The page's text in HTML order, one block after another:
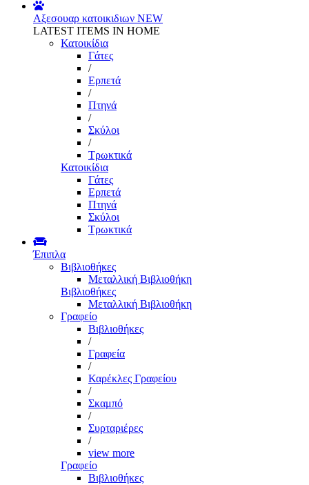
Αξεσουαρ κατοικιδιων NEW
LATEST ITEMS IN HOME
Κατοικίδια
Γάτες
/
Ερπετά
/
Πτηνά
/
Σκύλοι
/
Τρωκτικά
Κατοικίδια
Γάτες
Ερπετά
Πτηνά
Σκύλοι
Τρωκτικά
Έπιπλα
Βιβλιοθήκες
Μεταλλική Βιβλιοθήκη
Βιβλιοθήκες
Μεταλλική Βιβλιοθήκη
Γραφείο
Βιβλιοθήκες
/
Γραφεία
/
Καρέκλες Γραφείου
/
Σκαμπό
/
Συρταριέρες
/
view more
Γραφείο
Βιβλιοθήκες